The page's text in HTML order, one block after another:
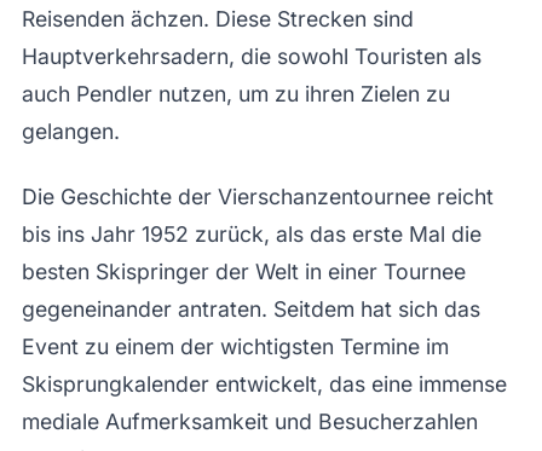
Reisenden ächzen. Diese Strecken sind
Hauptverkehrsadern, die sowohl Touristen als
auch Pendler nutzen, um zu ihren Zielen zu
gelangen.
Die Geschichte der Vierschanzentournee reicht
bis ins Jahr 1952 zurück, als das erste Mal die
besten Skispringer der Welt in einer Tournee
gegeneinander antraten. Seitdem hat sich das
Event zu einem der wichtigsten Termine im
Skisprungkalender entwickelt, das eine immense
mediale Aufmerksamkeit und Besucherzahlen